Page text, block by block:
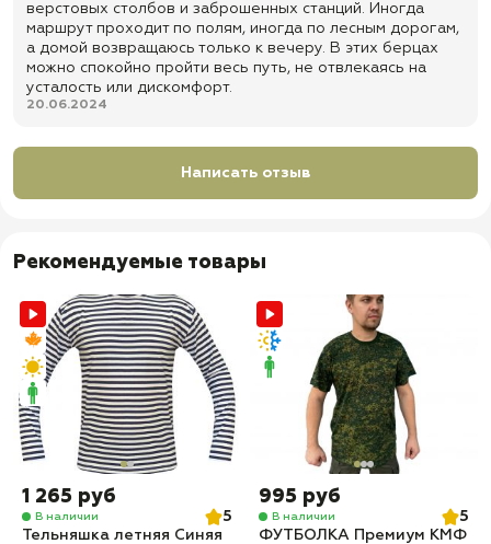
верстовых столбов и заброшенных станций. Иногда
маршрут проходит по полям, иногда по лесным дорогам,
а домой возвращаюсь только к вечеру. В этих берцах
можно спокойно пройти весь путь, не отвлекаясь на
усталость или дискомфорт.
20.06.2024
Написать отзыв
Рекомендуемые товары
1 265 руб
В наличии
5
Тельняшка летняя Синяя
995 руб
В наличии
5
ФУТБОЛКА Премиум КМФ